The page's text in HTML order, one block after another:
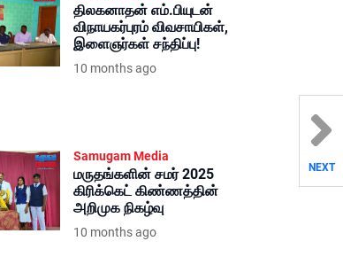
NEXT
திலகனாதன் எம்.பியுடன்
விநாயகர்புரம் விவசாயிகள்,
இளைஞர்கள் சந்திப்பு!
10 months ago
Samugam Media
மருதங்களின் சமர் 2025
கிரிக்கெட் கிண்ணத்தின்
அறிமுக நிகழ்வு
10 months ago